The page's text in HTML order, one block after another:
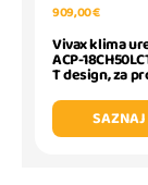
909,00 €
Vivax klima
ACP-
T design, za